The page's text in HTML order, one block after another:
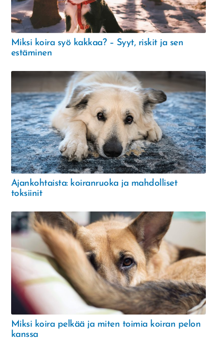
Miksi koira syö kakkaa? – Syyt, riskit ja sen
estäminen
Ajankohtaista: koiranruoka ja mahdolliset
toksiinit
Miksi koira pelkää ja miten toimia koiran pelon
kanssa